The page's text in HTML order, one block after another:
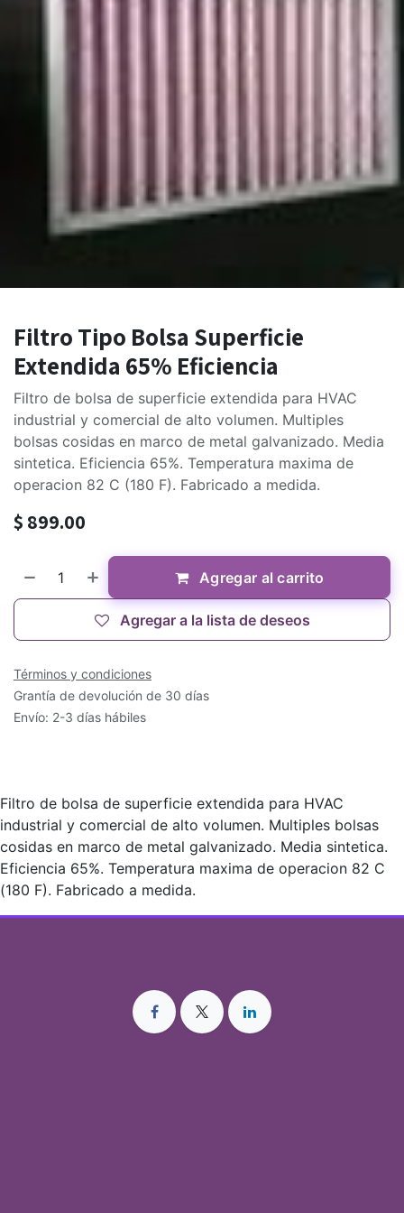
Filtro Tipo Bolsa Superficie
Extendida 65% Eficiencia
Filtro de bolsa de superficie extendida para HVAC
industrial y comercial de alto volumen. Multiples
bolsas cosidas en marco de metal galvanizado. Media
sintetica. Eficiencia 65%. Temperatura maxima de
operacion 82 C (180 F). Fabricado a medida.
$ 899.00
Agregar al carrito
Agregar a la lista de deseos
Términos y condiciones
Grantía de devolución de 30 días
Envío: 2-3 días hábiles
Filtro de bolsa de superficie extendida para HVAC
industrial y comercial de alto volumen. Multiples bolsas
cosidas en marco de metal galvanizado. Media sintetica.
Eficiencia 65%. Temperatura maxima de operacion 82 C
(180 F). Fabricado a medida.